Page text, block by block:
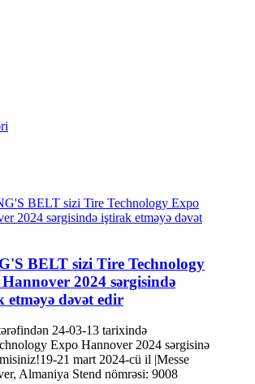
BELT sizi Tire Technology
2024 sərgisində
etməyə dəvət edir
24-03-13 tarixində
Expo Hannover 2024 sərgisinə
21 mart 2024-cü il |Messe
Almaniya Stend nömrəsi: 9008